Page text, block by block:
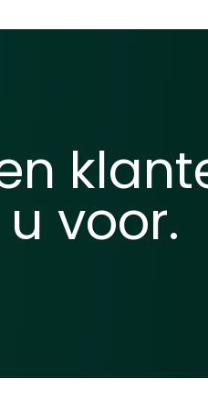
kunt u
u
te
verlies
met
om
die
voor.